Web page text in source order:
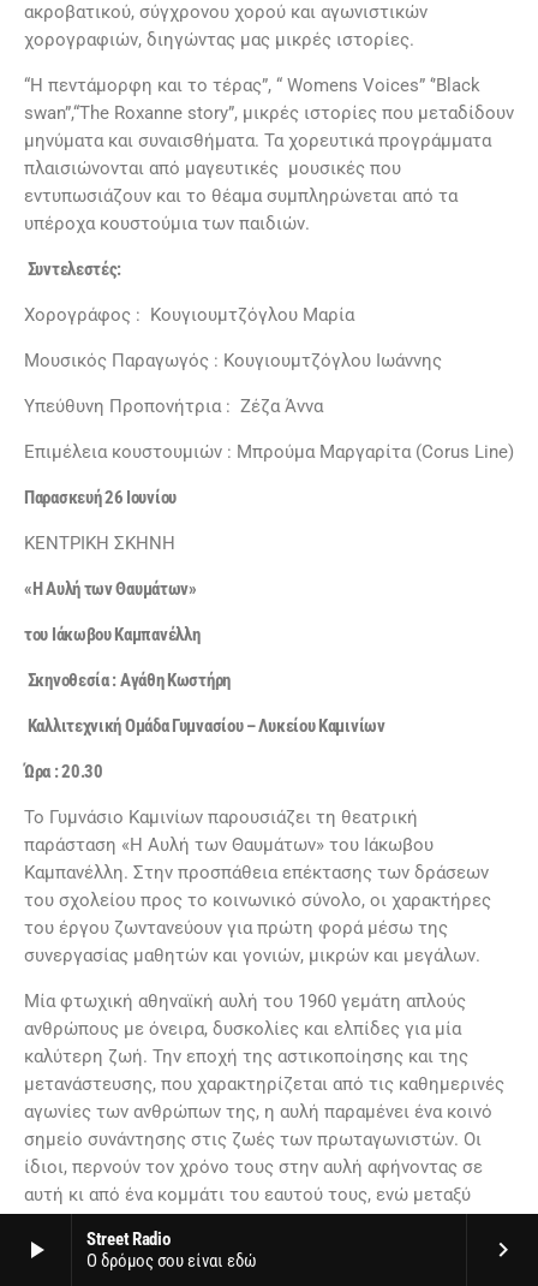
play_arrow
Street Radio
Ο δρόμος σου είναι εδώ
keyboard_arrow_right
ακροβατικού, σύγχρονου χορού και αγωνιστικών
χορογραφιών, διηγώντας μας μικρές ιστορίες.
“Η πεντάμορφη και το τέρας”, “ Womens Voices” ‘’Black
swan”,“The Roxanne story”, μικρές ιστορίες που μεταδίδουν
μηνύματα και συναισθήματα. Τα χορευτικά προγράμματα
πλαισιώνονται από μαγευτικές μουσικές που
εντυπωσιάζουν και το θέαμα συμπληρώνεται από τα
υπέροχα κουστούμια των παιδιών.
Συντελεστές:
Χορογράφος : Κουγιουμτζόγλου Μαρία
Μουσικός Παραγωγός : Κουγιουμτζόγλου Ιωάννης
Υπεύθυνη Προπονήτρια : Ζέζα Άννα
Επιμέλεια κουστουμιών : Μπρούμα Μαργαρίτα (Corus Line)
Παρασκευή 26 Ιουνίου
ΚΕΝΤΡΙΚΗ ΣΚΗΝΗ
« Η Αυλή των Θαυμάτων»
του Ιάκωβου Καμπανέλλη
Σκηνοθεσία :Αγάθη Κωστήρη
Καλλιτεχνική Ομάδα Γυμνασίου – Λυκείου Καμινίων
Ώρα : 20.30
To Γυμνάσιο Καμινίων παρουσιάζει τη θεατρική
παράσταση «Η Αυλή των Θαυμάτων» του Ιάκωβου
Καμπανέλλη. Στην προσπάθεια επέκτασης των δράσεων
του σχολείου προς το κοινωνικό σύνολο, οι χαρακτήρες
του έργου ζωντανεύουν για πρώτη φορά μέσω της
συνεργασίας μαθητών και γονιών, μικρών και μεγάλων.
Mία φτωχική αθηναϊκή αυλή του 1960 γεμάτη απλούς
ανθρώπους με όνειρα, δυσκολίες και ελπίδες για μία
καλύτερη ζωή. Την εποχή της αστικοποίησης και της
μετανάστευσης, που χαρακτηρίζεται από τις καθημερινές
αγωνίες των ανθρώπων της, η αυλή παραμένει ένα κοινό
σημείο συνάντησης στις ζωές των πρωταγωνιστών. Οι
ίδιοι, περνούν τον χρόνο τους στην αυλή αφήνοντας σε
αυτή κι από ένα κομμάτι του εαυτού τους, ενώ μεταξύ
από ποτέ. Σε μία περίοδο κρίσης, όταν η απόφαση μίας